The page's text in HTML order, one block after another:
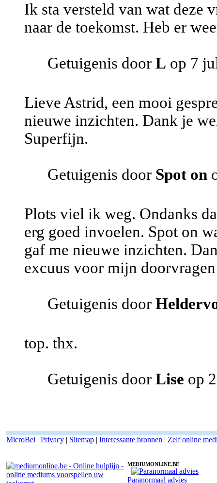
Ik sta versteld van wat deze
naar de toekomst. Heb er
Getuigenis door L op 7
Lieve Astrid, een mooi
nieuwe inzichten. Dank je
Superfijn.
Getuigenis door Spot on
Plots viel ik weg. Ondanks
erg goed invoelen. Spot on
gaf me nieuwe inzichten.
excuus voor mijn
Getuigenis door
top. thx.
Getuigenis door Lise op
MicroBel | Privacy | Sitemap | Interessante bronnen | Zelf online
MEDIUMONLINE.BE
Paranormaal advies